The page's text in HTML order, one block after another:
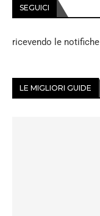
SEGUICI
ricevendo le notifiche
LE MIGLIORI GUIDE